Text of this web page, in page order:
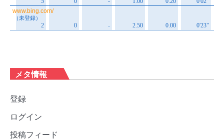
メタ情報
登録
ログイン
投稿フィード